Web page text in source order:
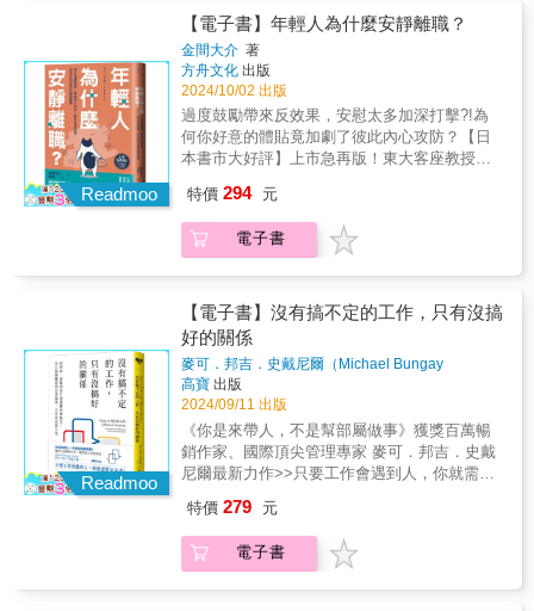
觀全局【情緒回應】精準接住情緒背後的需
求，讓交流更深入 好的關係是雙方不只當聽
眾，還能調動彼此的表達欲望。關鍵在於：*共
情式傾聽，將重心放在對方身上*三段式溝通，
創造互動性*三維度誇讚，拉滿好感度【情緒自
渡】做自己的情緒價值提供者，在關係中進退
自如關係要建立在隨時能「離開」的基礎上，
學會做情緒的主人*3個方向，打造自己的稀缺
價值*5個重點，成就無可取代的自己讀者好評
推薦：★ 情緒價值，首先要提供給自己，才有
的每一次交流，也更加懂得如何用自己的情緒
去影響和感染他人。★ 真正的情緒自由不是沒
翻開這本書，就像有一位專業的心理諮詢師在
身邊。本書金句分享：★ 戀愛不是一個結果，
而是讓對方一次又一次怦然心動的過程。★ 感
情的經營本質其實是一種「合作」。★ 有時並
不是因為遇人不淑，而是因為自己根本不會溝
通。★ 想要學會聊天，就要先學會閉嘴。★ 想
讓別人喜歡你，最好的方法不是幫助他們，而
無條件的愛。★ 你對關係的不捨，是對方得寸
進尺的本錢。★ 你不是因為喜歡而投入，而是
因為對方的投入而投入。★ 不是所有闖進你生
刻的理解。不再去痛罵人性的惡，也不再感歎
社會的不公。因為在理解人性的過程中，學會
了接受，也看到了這個世界運轉的本質規律。
手！準備好了嗎？跟著這本書一起大喊：「雷
包退散！」以下這些人，是不是就是你其中一
位同事？&bull; 第一類討厭鬼：永遠的受害者
&mdash;&mdash;就算他們根本沒什麼好抱怨
的&bull; 第二類討厭鬼：頑固的自以為是之人
&mdash;&mdash;別人永遠是錯的&bull; 第三
類討厭鬼：懶散的拖延症患者
&mdash;&mdash;永遠無法準備好付諸行動
&bull; 第四類討厭鬼：充滿大愛的熱血心腸
&mdash;&mdash;相信這個世界不能沒有他們
&bull; 第五類討厭鬼：過分積極的問題解決者
&mdash;&mdash;有效率到很多事情都搞不清
家的忙&bull; 第七類討厭鬼：孤僻又有一堆見
解的人&mdash;&mdash;高處總是不勝寒沒事
的，如果你想要生存的話，最好學會怎麼處理
這些討厭鬼，好讓自己不要抓狂。現在就讓我
們一起去認識、理解我們身邊的討厭鬼吧！這
樣一來，你會更懂得如何區分他們、處理他
們，或許甚至還可以打贏他們、造福自己。
一種讓人樂於改變的能力──這不是靠什麼神奇
的說服術，也不是靠你擁有什麼資源而決定！
※整合我們都早已知道卻沒有使用的同理心、
多傾聽、關懷與無害的探詢、有建設性的批評
等人際技巧，了解合作思維如何在其間發揮作
用──而這一點也不難！※拆解明確可操作的應
對方法，學會如何進行那些敏感尖銳的溝通事
項，用一種全新的合作思維處理你原以為必然
充滿對立與爭執的談判！影響了百萬女性的成
的底層思維——合作思維。在這本書中她帶來
了令人振奮的願景：我們都應該、也能夠擁有
一種能力 ── 以別人樂於接受的方式，實現你
的目標。這也許和你的想像不同：這種能力不
來自於什麼特別的個人優勢（例如權位或資
歷），也不純粹可依靠某種「溝通術、說服
術」之類的人際工具。★很多人覺得影響力是
一種很偉大高級的能力，要達到一定權位、擁
有一定資源才需要擁有這種能力。★我們經常
不敢和老闆／親密伴侶／重要關係人提出需
求、解決我們的困難。你想要，但你覺得太難
了──說出來可能也無法影響他們。★因為在你
有錢、口才好、氣勢足？不不，當你這樣想
時，你已經落入了「影響力」陷阱。作者崔璀
在書中以案例拆解、詳述了明確可操作可驗證
Readmoo
【電子書】年輕人為什麼安靜離職？
金間大介 著
方舟文化 出版
2024/10/02 出版
過度鼓勵帶來反效果，安慰太多加深打擊?!為
何你好意的體貼竟加劇了彼此內心攻防？【日
本書市大好評】上市急再版！東大客座教授第
職場代溝&times;思想落差近年激增‧「毫無徵兆
辭職」和「像離職一樣工作」的人的實用處方
箋！若團隊夥伴有此現象，你們的一對一溝通
變融洽，但再次談話對方態度卻跟以前一樣★
毫無徵兆就下線！職場年輕人為何消極工作？
「笑著一對一會議隔天就收到離職信，嚇了我
一跳！」「我還以為跟那個新人之間已有相當
程度的理解了&hellip;&hellip;」「看上去很優
秀，但好像又只會聽命行事&hellip;&hellip;」一
言不合就離職的年輕人、及格就好不求多的年
輕人、不接管理職只求平穩的年輕人
&hellip;&hellip;近年來，這樣的工作人正頻繁地
在職場上出現。這些人日常工作給人的印象常
直率、很優秀、對於事物的理解也快，幾乎沒
有人知道他在工作上遭遇什麼困難，或者對何
事抱有不滿。然而，他們卻並不如表面那般地
特價 294 元
電子書
Readmoo
【電子書】沒有搞不定的工作，只有沒搞
好的關係
麥可．邦吉．史戴尼爾（Michael Bungay
Stanier）
高寶 出版
2024/09/11 出版
《你是來帶人，不是幫部屬做事》獲獎百萬暢
銷作家、國際頂尖管理專家 麥可．邦吉．史戴
尼爾最新力作>>只要工作會遇到人，你就需要
式，找到愉快合作、順暢執行的答案，再有事
的人，都能共事！「這本深刻之書將向你展示
如何建立良好關係，即使是在困難時刻。閱讀
特價 279 元
電子書